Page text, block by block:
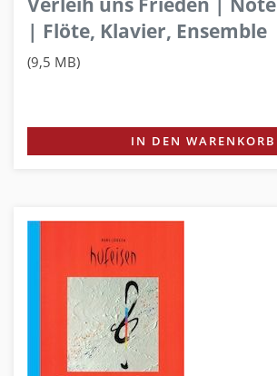
| Flöte, Klavier, Ensemble
(9,5 MB)
IN DEN WARENKORB